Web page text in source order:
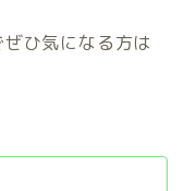
ひ気になる方は